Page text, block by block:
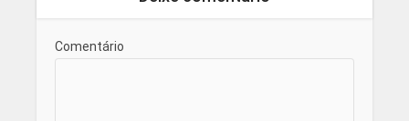
Comentário